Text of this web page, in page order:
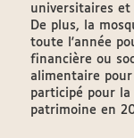
universitaires et
De plus, la
toute l'année
financière ou
alimentaire
participé pour
patrimoine en